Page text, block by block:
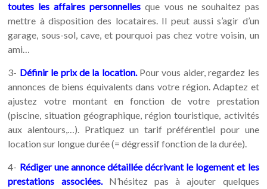
toutes les affaires personnelles que vous ne souhaitez pas
mettre à disposition des locataires. Il peut aussi s’agir d’un
garage, sous-sol, cave, et pourquoi pas chez votre voisin, un
ami…
3- Définir le prix de la location.Pour vous aider, regardez les
annonces de biens équivalents dans votre région. Adaptez et
ajustez votre montant en fonction de votre prestation
(piscine, situation géographique, région touristique, activités
aux alentours,…). Pratiquez un tarif préférentiel pour une
location sur longue durée (= dégressif fonction de la durée).
4- Rédiger une annonce détaillée décrivant le logement et les
prestations associées.N’hésitez pas à ajouter quelques